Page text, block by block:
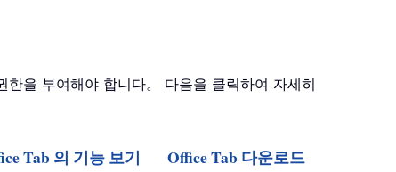
을 부여해야 합니다。 다음을 클릭하여 자세히
Tab 의 기능 보기
Office Tab 다운로드